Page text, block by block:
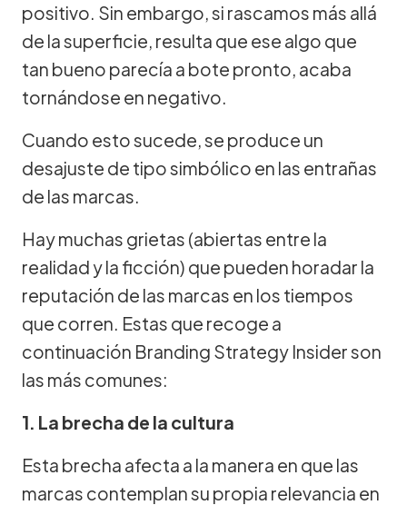
positivo. Sin embargo, si rascamos más allá
de la superficie, resulta que ese algo que
tan bueno parecía a bote pronto, acaba
tornándose en negativo.
Cuando esto sucede, se produce un
desajuste de tipo simbólico en las entrañas
de las marcas.
Hay muchas grietas (abiertas entre la
realidad y la ficción) que pueden horadar la
reputación de las marcas en los tiempos
que corren. Estas que recoge a
continuación Branding Strategy Insider son
las más comunes:
1. La brecha de la cultura
Esta brecha afecta a la manera en que las
marcas contemplan su propia relevancia en